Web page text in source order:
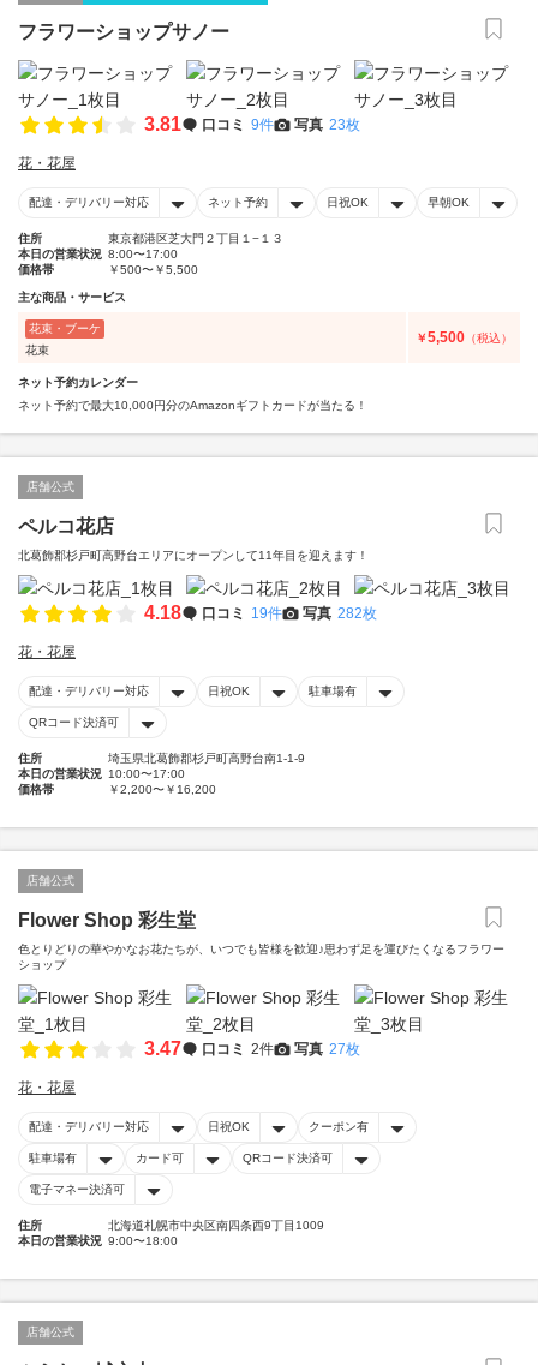
フラワーショップサノー
3.81 口コミ 9件 写真 23枚
花・花屋
配達・デリバリー対応 ネット予約 日祝OK 早朝OK
住所
東京都港区芝大門２丁目１−１３
本日の営業状況 8:00〜17:00
価格帯
￥500〜￥5,500
主な商品・サービス
花束・ブーケ
花束
￥5,500 （税込）
ネット予約カレンダー
ネット予約で最大10,000円分のAmazonギフトカードが当たる！
店舗公式
ペルコ花店
北葛飾郡杉戸町高野台エリアにオープンして11年目を迎えます！
4.18 口コミ 19件 写真 282枚
花・花屋
配達・デリバリー対応 日祝OK 駐車場有
QRコード決済可
住所
埼玉県北葛飾郡杉戸町高野台南1-1-9
本日の営業状況 10:00〜17:00
価格帯
￥2,200〜￥16,200
店舗公式
Flower Shop 彩生堂
色とりどりの華やかなお花たちが、いつでも皆様を歓迎♪思わず足を運びたくなるフラワー
ショップ
3.47 口コミ 2件 写真 27枚
花・花屋
配達・デリバリー対応 日祝OK クーポン有
駐車場有 カード可 QRコード決済可
電子マネー決済可
住所
北海道札幌市中央区南四条西9丁目1009
本日の営業状況 9:00〜18:00
店舗公式